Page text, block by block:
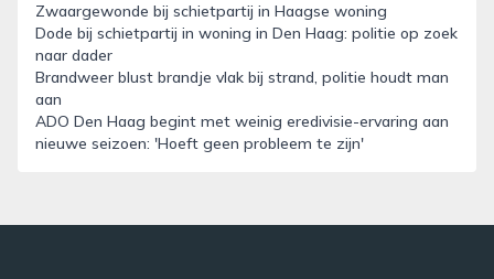
Zwaargewonde bij schietpartij in Haagse woning
Dode bij schietpartij in woning in Den Haag: politie op zoek
naar dader
Brandweer blust brandje vlak bij strand, politie houdt man
aan
ADO Den Haag begint met weinig eredivisie-ervaring aan
nieuwe seizoen: 'Hoeft geen probleem te zijn'